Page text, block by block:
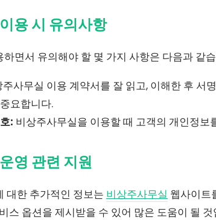
용 시 유의사항
면서 유의해야 할 몇 가지 사항은 다음과 같
주사무실 이용 계약서를 잘 읽고, 이해한 후 서
요합니다.
: 비상주사무실을 이용할 때 고객의 개인정
영 관련 지원
대한 추가적인 정보는 비상주사무실 웹사이트
스 옵션을 제시받을 수 있어 많은 도움이 될 것